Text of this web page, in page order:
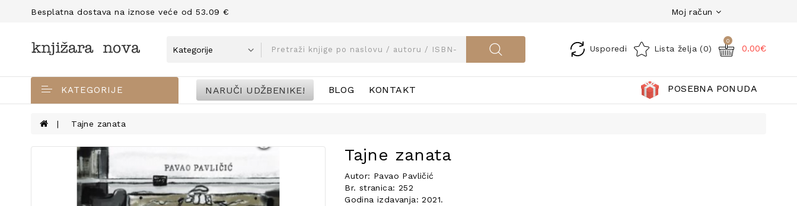
Besplatna dostava na iznose veće od 53.09 € Moj račun
Usporedi Lista želja (0)
0
0.00€
KATEGORIJE NARUČI UDŽBENIKE! BLOG KONTAKT POSEBNA PONUDA
Tajne zanata
Tajne zanata
Autor: Pavao Pavličić
Br. stranica: 252
Godina izdavanja: 2021.